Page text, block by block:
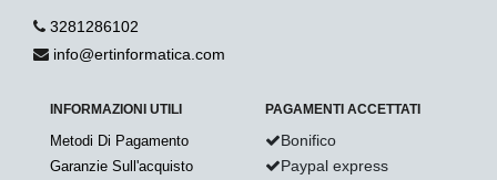
3281286102
info@ertinformatica.com
INFORMAZIONI UTILI
Metodi Di Pagamento
Garanzie Sull'acquisto
PAGAMENTI ACCETTATI
Bonifico
Paypal express